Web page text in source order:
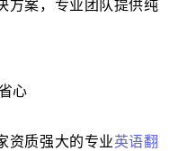
方案，专业团队提供纯
心
质强大的专业英语翻